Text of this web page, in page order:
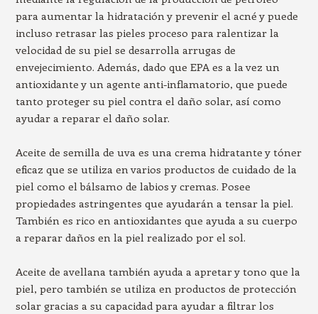
para aumentar la hidratación y prevenir el acné y puede
incluso retrasar las pieles proceso para ralentizar la
velocidad de su piel se desarrolla arrugas de
envejecimiento. Además, dado que EPA es a la vez un
antioxidante y un agente anti-inflamatorio, que puede
tanto proteger su piel contra el daño solar, así como
ayudar a reparar el daño solar.
Aceite de semilla de uva es una crema hidratante y tóner
eficaz que se utiliza en varios productos de cuidado de la
piel como el bálsamo de labios y cremas. Posee
propiedades astringentes que ayudarán a tensar la piel.
También es rico en antioxidantes que ayuda a su cuerpo
a reparar daños en la piel realizado por el sol.
Aceite de avellana también ayuda a apretar y tono que la
piel, pero también se utiliza en productos de protección
solar gracias a su capacidad para ayudar a filtrar los